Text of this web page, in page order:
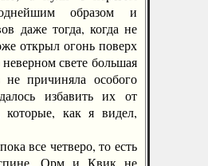
образом и
даже тогда, когда не
открыл огонь поверх
свете большая
причиняла особого
избавить их от
которые, как я видел,
все четверо, то есть
Орм и Квик не